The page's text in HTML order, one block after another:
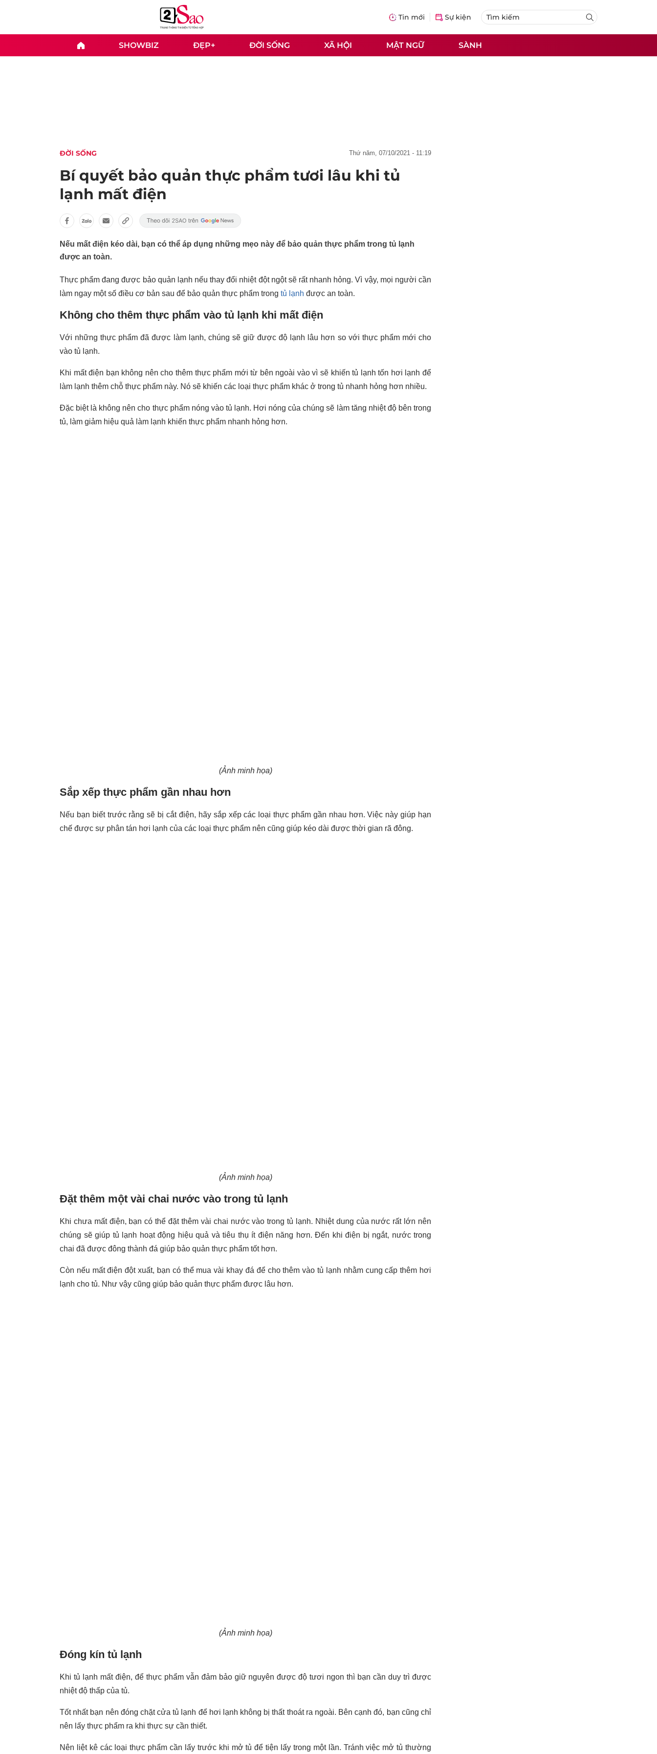
Tin mới Sự kiện
SHOWBIZ ĐẸP+ ĐỜI SỐNG XÃ HỘI MẬT NGỮ SÀNH
ĐỜI SỐNG thứ năm, 07/10/2021 - 11:19
Bí quyết bảo quản thực phẩm tươi lâu khi tủ
lạnh mất điện
Nếu mất điện kéo dài, bạn có thể áp dụng những mẹo này để bảo quản thực phẩm trong tủ lạnh
được an toàn.
Thực phẩm đang được bảo quản lạnh nếu thay đổi nhiệt đột ngột sẽ rất nhanh hỏng. Vì vậy, mọi người cần
làm ngay một số điều cơ bản sau để bảo quản thực phẩm trong tủ lạnh được an toàn.
Không cho thêm thực phẩm vào tủ lạnh khi mất điện
Với những thực phẩm đã được làm lạnh, chúng sẽ giữ được độ lạnh lâu hơn so với thực phẩm mới cho
vào tủ lạnh.
Khi mất điện bạn không nên cho thêm thực phẩm mới từ bên ngoài vào vì sẽ khiến tủ lạnh tốn hơi lạnh để
làm lạnh thêm chỗ thực phẩm này. Nó sẽ khiến các loại thực phẩm khác ở trong tủ nhanh hỏng hơn nhiều.
Đặc biệt là không nên cho thực phẩm nóng vào tủ lạnh. Hơi nóng của chúng sẽ làm tăng nhiệt độ bên trong
tủ, làm giảm hiệu quả làm lạnh khiến thực phẩm nhanh hỏng hơn.
(Ảnh minh họa)
Sắp xếp thực phẩm gần nhau hơn
Nếu bạn biết trước rằng sẽ bị cắt điện, hãy sắp xếp các loại thực phẩm gần nhau hơn. Việc này giúp hạn
chế được sự phân tán hơi lạnh của các loại thực phẩm nên cũng giúp kéo dài được thời gian rã đông.
(Ảnh minh họa)
Đặt thêm một vài chai nước vào trong tủ lạnh
Khi chưa mất điện, bạn có thể đặt thêm vài chai nước vào trong tủ lạnh. Nhiệt dung của nước rất lớn nên
chúng sẽ giúp tủ lạnh hoạt động hiệu quả và tiêu thụ ít điện năng hơn. Đến khi điện bị ngắt, nước trong
chai đã được đông thành đá giúp bảo quản thực phẩm tốt hơn.
Còn nếu mất điện đột xuất, bạn có thể mua vài khay đá để cho thêm vào tủ lạnh nhằm cung cấp thêm hơi
lạnh cho tủ. Như vậy cũng giúp bảo quản thực phẩm được lâu hơn.
(Ảnh minh họa)
Đóng kín tủ lạnh
Khi tủ lạnh mất điện, để thực phẩm vẫn đảm bảo giữ nguyên được độ tươi ngon thì bạn cần duy trì được
nhiệt độ thấp của tủ.
Tốt nhất bạn nên đóng chặt cửa tủ lạnh để hơi lạnh không bị thất thoát ra ngoài. Bên cạnh đó, bạn cũng chỉ
nên lấy thực phẩm ra khi thực sự cần thiết.
Nên liệt kê các loại thực phẩm cần lấy trước khi mở tủ để tiện lấy trong một lần. Tránh việc mở tủ thường